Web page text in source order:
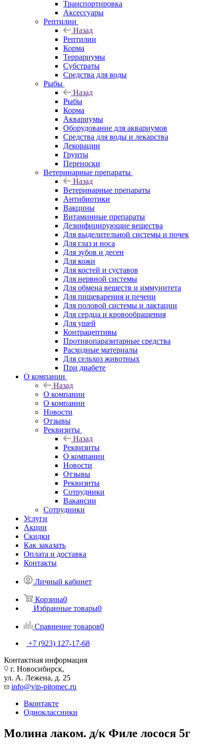
Транспортировка
Аксессуары
Рептилии
Назад
Рептилии
Корма
Террариумы
Субстраты
Средства для воды
Рыбы
Назад
Рыбы
Корма
Аквариумы
Оборудование для аквариумов
Средства для воды и лекарства
Декорации
Грунты
Переноски
Ветеринарные препараты
Назад
Ветеринарные препараты
Антибиотики
Вакцины
Витаминные препараты
Дезинфицирующие вещества
Для выделительной системы и почек
Для глаз и носа
Для зубов и десен
Для кожи
Для костей и суставов
Для нервной системы
Для обмена веществ и иммунитета
Для пищеварения и печени
Для половой системы и лактации
Для сердца и кровообращения
Для ушей
Контрацептивы
Противопаразитарные средства
Расходные материалы
Для сельхоз животных
При диабете
О компании
Назад
О компании
О компании
Новости
Отзывы
Реквизиты
Назад
Реквизиты
О компании
Новости
Отзывы
Реквизиты
Сотрудники
Вакансии
Сотрудники
Услуги
Акции
Скидки
Как заказать
Оплата и доставка
Контакты
Личный кабинет
Корзина0
Избранные товары0
Сравнение товаров0
+7 (923) 127-17-68
Контактная информация
г. Новосибирск,
ул. А. Лежена, д. 25
info@vip-pitomec.ru
Вконтакте
Одноклассники
Молина лаком. д/к Филе лосося 5г